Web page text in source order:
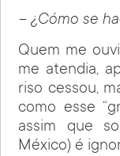
– ¿Cómo se
Quem me
me atendia,
riso cessou,
como esse
assim que
México) é